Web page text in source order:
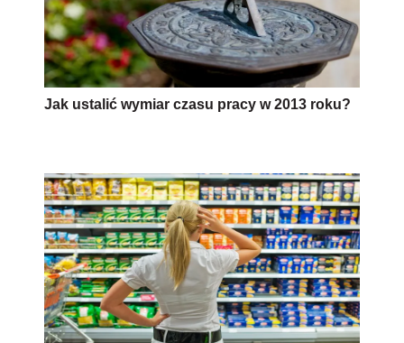
Jak ustalić wymiar czasu pracy w 2013 roku?